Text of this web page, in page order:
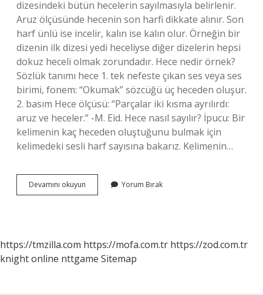
dizesindeki bütün hecelerin sayılmasıyla belirlenir.
Aruz ölçüsünde hecenin son harfi dikkate alınır. Son
harf ünlü ise incelir, kalın ise kalın olur. Örneğin bir
dizenin ilk dizesi yedi heceliyse diğer dizelerin hepsi
dokuz heceli olmak zorundadır. Hece nedir örnek?
Sözlük tanımı hece 1. tek nefeste çıkan ses veya ses
birimi, fonem: “Okumak” sözcüğü üç heceden oluşur.
2. basım Hece ölçüsü: “Parçalar iki kısma ayrılırdı:
aruz ve heceler.” -M. Eid. Hece nasıl sayılır? İpucu: Bir
kelimenin kaç heceden oluştuğunu bulmak için
kelimedeki sesli harf sayısına bakarız. Kelimenin…
Devamını okuyun
Olduğunu
Yorum Bırak
https://tmzilla.com https://mofa.com.tr https://zod.com.tr
knight online nttgame Sitemap